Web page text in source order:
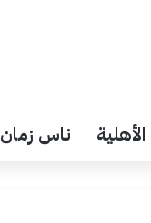
الأهلية ناس زمان